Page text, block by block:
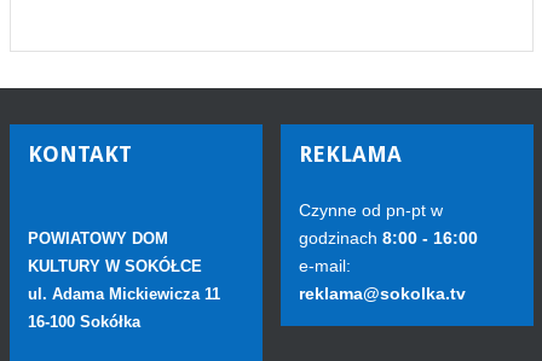
KONTAKT
POWIATOWY DOM
KULTURY W SOKÓŁCE
ul. Adama Mickiewicza 11
16-100 Sokółka
REKLAMA
Czynne od pn-pt w
godzinach 8:00 - 16:00
e-mail:
reklama@sokolka.tv